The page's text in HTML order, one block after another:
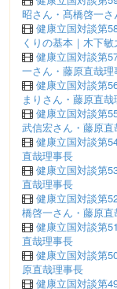
昭さん・髙橋啓一
健康立国対談第
くりの基本｜木下
健康立国対談第
一さん・藤原直哉理
健康立国対談第
まりさん・藤原直
健康立国対談第
武信宏さん・藤原
健康立国対談第
直哉理事長
健康立国対談第
直哉理事長
健康立国対談第
橋啓一さん・藤原
健康立国対談第
直哉理事長
健康立国対談第
原直哉理事長
健康立国対談第